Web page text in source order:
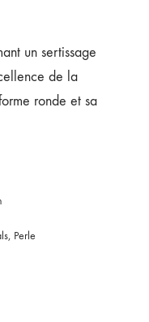
un sertissage
de la
ronde et sa
Perle